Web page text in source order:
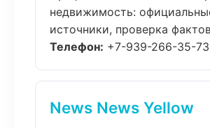
недвижимость:
источники, проверка
Телефон: +7-939-266-35-73
News News Yellow